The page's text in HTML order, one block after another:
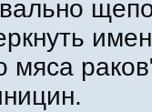
мяса